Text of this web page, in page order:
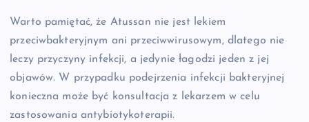
Warto pamiętać, że Atussan nie jest lekiem
przeciwbakteryjnym ani przeciwwirusowym, dlatego nie
leczy przyczyny infekcji, a jedynie łagodzi jeden z jej
objawów. W przypadku podejrzenia infekcji bakteryjnej
konieczna może być konsultacja z lekarzem w celu
zastosowania antybiotykoterapii.